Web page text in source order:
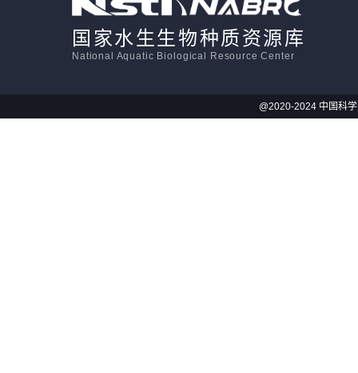
国家水生生物种质资源库
National Aquatic Biological Resource Center
@2020-2024 中国科